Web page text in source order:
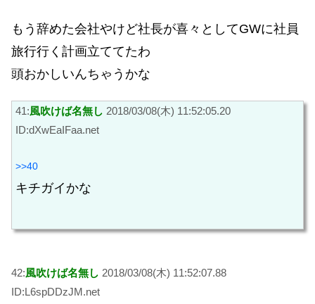
もう辞めた会社やけど社長が喜々としてGWに社員
旅行行く計画立ててたわ
頭おかしいんちゃうかな
41:風吹けば名無し 2018/03/08(木) 11:52:05.20
ID:dXwEaIFaa.net
>>40
キチガイかな
42:風吹けば名無し 2018/03/08(木) 11:52:07.88
ID:L6spDDzJM.net